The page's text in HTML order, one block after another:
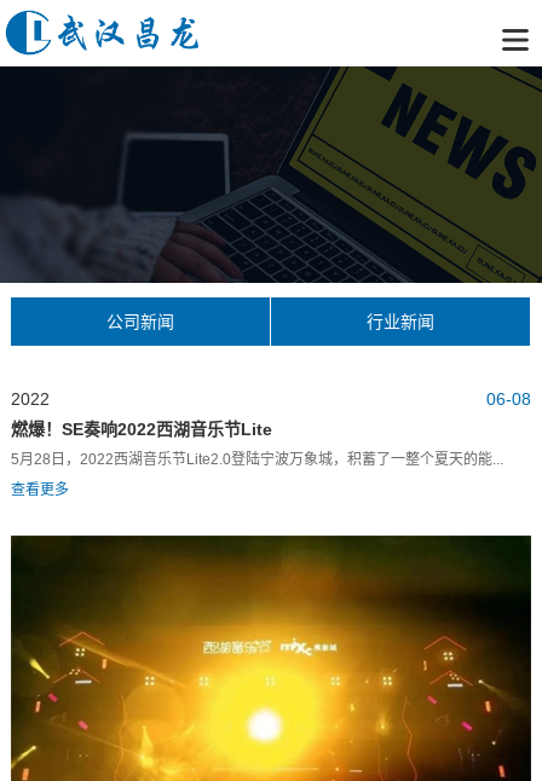
公司新闻 行业新闻
06-08
2022
燃爆！SE奏响2022西湖音乐节Lite
5月28日，2022西湖音乐节Lite2.0登陆宁波万象城，积蓄了一整个夏天的能...
查看更多